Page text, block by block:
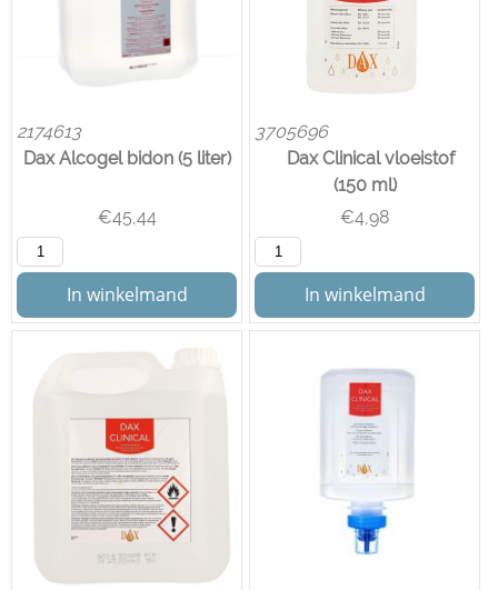
2174613
Dax Alcogel bidon (5 liter)
€45,44
In winkelmand
3705696
Dax Clinical vloeistof
(150 ml)
€4,98
In winkelmand